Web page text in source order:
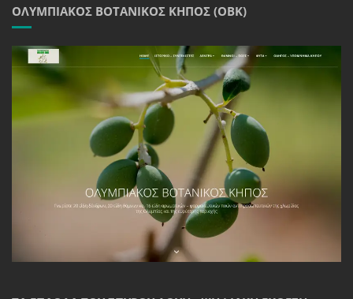
ΟΛΥΜΠΙΑΚΌΣ ΒΟΤΑΝΙΚΌΣ ΚΉΠΟΣ (ΟΒΚ)